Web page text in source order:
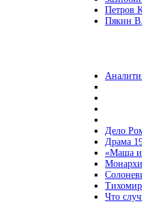
Петров
Пякин
Дело
Драма
«Маша и
Что